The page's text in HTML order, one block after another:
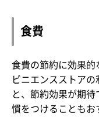
食費
食費の節約に効果
ビニエンスストア
と、節約効果が期
慣をつけることもお